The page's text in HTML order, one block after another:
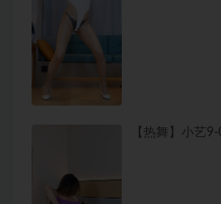
【热舞】小艺9-